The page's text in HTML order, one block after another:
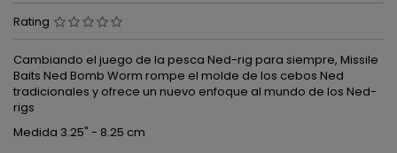
Rating
Cambiando el juego de la pesca Ned-rig para siempre, Missile
Baits Ned Bomb Worm rompe el molde de los cebos Ned
tradicionales y ofrece un nuevo enfoque al mundo de los Ned-
rigs
Medida 3.25" - 8.25 cm